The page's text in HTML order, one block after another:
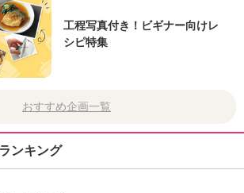
工程写真付き！ビギナー向けレ
シピ特集
おすすめ企画一覧
ンキング